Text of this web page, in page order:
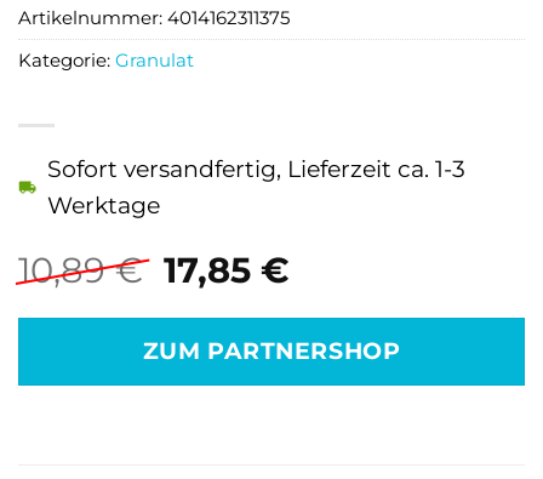
10,89€ Ursprünglicher
Preis
war:
10,89 €
17,85 €Aktueller
ist:
17,85 €.
Sofort versandfertig, Lieferzeit ca. 1-3
Werktage
ZUM PARTNERSHOP
Artikelnummer: 4014162311375
Kategorie: Granulat